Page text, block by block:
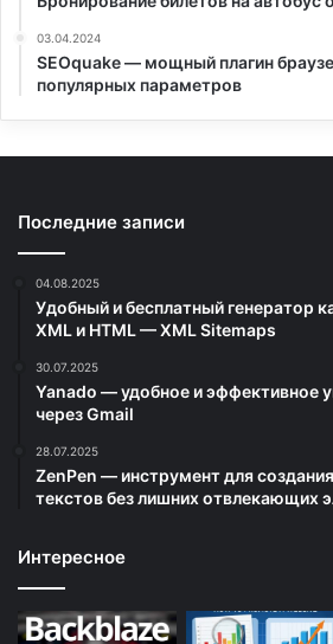
03.04.2024
SEOquake — мощный плагин
популярных параметров
Последние записи
04.08.2025
Удобный и бесплатный генератор
XML и HTML — XML Sitemaps
30.07.2025
Yanado — удобное и эффективное
через Gmail
28.07.2025
ZenPen — инструмент для
текстов без лишних отвлекающих
Интересное